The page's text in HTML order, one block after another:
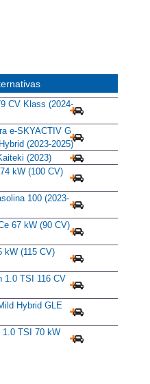
CV Klass (2024-
e-SKYACTIV G
(2023-2025)
(2023)
kW (100 CV)
100 (2023-
67 kW (90 CV)
kW (115 CV)
1.0 TSI 116 CV
Hybrid GLE
1.0 TSI 70 kW